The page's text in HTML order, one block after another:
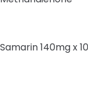
Samarin 140mg x